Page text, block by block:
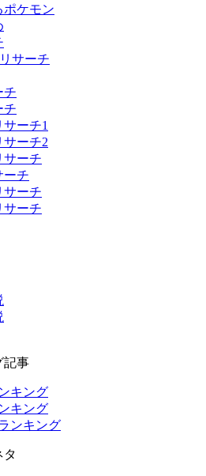
ポケモン
サーチ
チ
チ
ーチ1
ーチ2
サーチ
ーチ
サーチ
サーチ
記事
キング
キング
ンキング
タ